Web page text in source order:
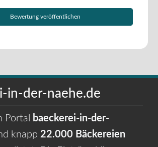
in-der-naehe.de
Portal
baeckerei-in-der-
knapp 22.000 Bäckereien